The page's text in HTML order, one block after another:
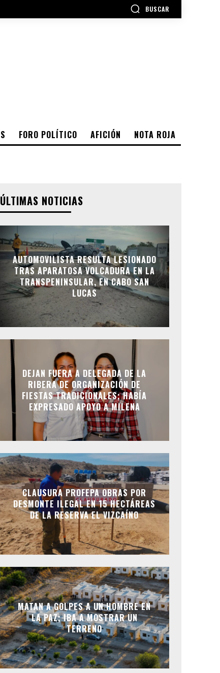
BUSCAR
FORO POLÍTICO AFICIÓN NOTA ROJA
ÚLTIMAS NOTICIAS
AUTOMOVILISTA RESULTA LESIONADO
TRAS APARATOSA VOLCADURA EN LA
TRANSPENINSULAR, EN CABO SAN
LUCAS
DEJAN FUERA A DELEGADA DE LA
RIBERA DE ORGANIZACIÓN DE
FIESTAS TRADICIONALES; HABÍA
EXPRESADO APOYO A MILENA
CLAUSURA PROFEPA OBRAS POR
DESMONTE ILEGAL EN 15 HECTÁREAS
DE LA RESERVA EL VIZCAÍNO
MATAN A GOLPES A UN HOMBRE EN
LA PAZ; IBA A MOSTRAR UN
TERRENO